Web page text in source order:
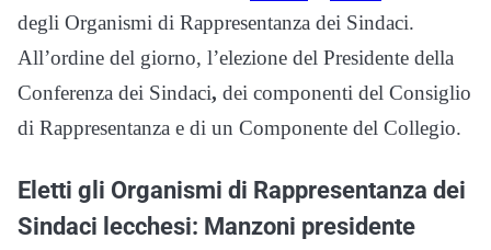
degli Organismi di Rappresentanza dei Sindaci.
All’ordine del giorno, l’elezione del Presidente della
Conferenza dei Sindaci, dei componenti del Consiglio
di Rappresentanza e di un Componente del Collegio.
Eletti gli Organismi di Rappresentanza dei
Sindaci lecchesi: Manzoni presidente